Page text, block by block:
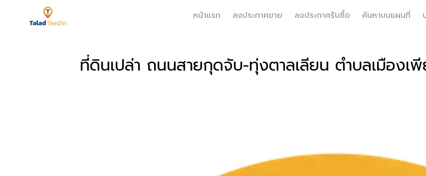
หน้าแรก ลงประกาศขาย ลงประกาศรับซื้อ ค้นหาบนแผนที่
ที่ดินเปล่า ถนนสายกุดจับ-ทุ่งตาลเลียน ตำบลเมืองเ